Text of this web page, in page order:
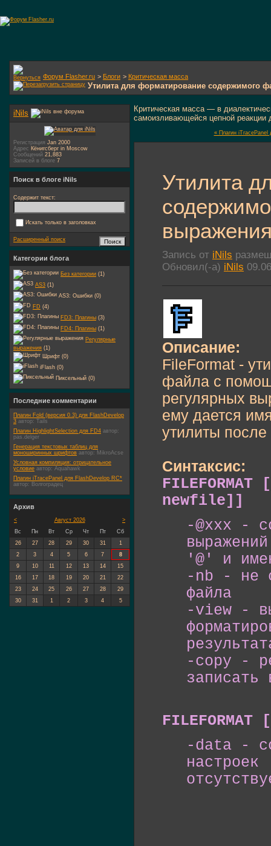
Форум Flasher.ru > Блоги > Критическая масса
Утилита для форматирование содержимого
Критическая масса — в
самоизливающейся цепной реакции
« Плагин iTracePanel
Утилита
Запись от iNils
Обновил(-а) iNils
Описание:
FileFormat -
файла с
регулярных
ему дается
утилиты
Синтаксис:
newfile]]
-@xxx -
'@' и
-nb - не
файла
-view -
-copy -
-data -
iNils
Регистрация Jan 2000
Адрес Кёнигсберг in Moscow
Сообщений 21,883
Записей в блоге 7
Поиск в блоге iNils
Содержит текст:
Искать только в заголовках
Расширенный поиск
Категории блога
Без категории (1)
AS3 (1)
AS3: Ошибки (0)
FD (4)
FD3: Плагины (3)
FD4: Плагины (1)
Регулярные
выражения (1)
Шрифт (0)
iFlash (0)
Пиксельный (0)
Последние комментарии
Плагин Fold (версия 0.3) для FlashDevelop
3 автор: Tails
Плагин HighlightSelection для FD4 автор:
pas.delger
Генерация текстовых таблиц для
моноширинных шрифтов автор: MikroAcse
Условная компиляция: отрицательное
условие автор: Aquahawk
Плагин iTracePanel для FlashDevelop RC*
автор: Волгоградец
Архив
< >
Август 2026
Вс
Пн Вт Ср Чт Пт
Сб
26
27 28 29 30 31
1
2
3 4 5 6 7
8
9
10 11 12 13 14
15
16
17 18 19 20 21
22
23
24 25 26 27 28
29
30
31 1 2 3 4 5